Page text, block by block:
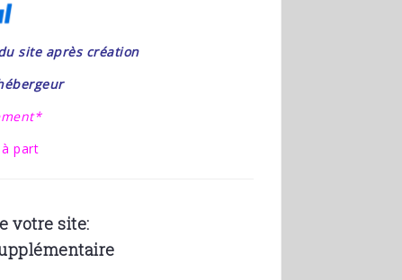
site après création
part
votre site: